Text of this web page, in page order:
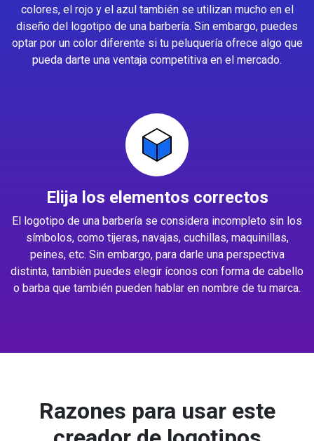
colores, el rojo y el azul también se utilizan mucho en el
diseño del logotipo de una barbería. Sin embargo, puedes
optar por un color diferente si tu peluquería ofrece algo que
pueda darte una ventaja competitiva en el mercado.
Elija los elementos correctos
El logotipo de una barbería se considera incompleto sin los
símbolos, como tijeras, navajas, cuchillas, maquinillas,
peines, etc. Sin embargo, para darle una perspectiva
distinta, también puedes elegir íconos con forma de cabello
o barba que también pueden hablar en nombre de tu marca.
Razones para usar este